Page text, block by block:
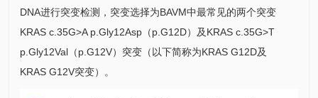
DNA进行突变检测，突变选择为BAVM中最常见的两个突变
KRAS c.35G>A p.Gly12Asp（p.G12D）及KRAS c.35G>T
p.Gly12Val（p.G12V）突变（以下简称为KRAS G12D及
KRAS G12V突变）。